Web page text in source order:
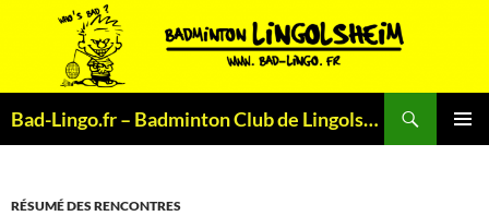
Bad-Lingo.fr – Badminton Club de Lingolsheim
RÉSUMÉ DES RENCONTRES